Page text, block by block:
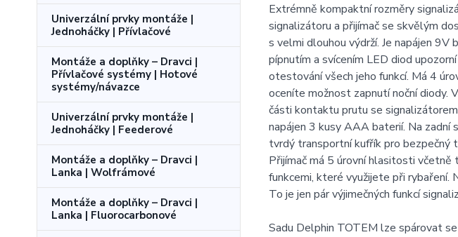
Univerzální prvky montáže |
Jednoháčky | Přívlačové
Montáže a doplňky – Dravci |
Přívlačové systémy | Hotové
systémy/návazce
Univerzální prvky montáže |
Jednoháčky | Feederové
Montáže a doplňky – Dravci |
Lanka | Wolfrámové
Montáže a doplňky – Dravci |
Lanka | Fluorocarbonové
Extrémně kompaktní rozměry
signalizátoru a přijímač se skvělým
s velmi dlouhou výdrží. Je napájen
pípnutím a svícením LED diod
otestování všech jeho funkcí. Má 4
oceníte možnost zapnutí noční diody.
části kontaktu prutu se
napájen 3 kusy AAA baterií. Na zadní
tvrdý transportní kufřík pro bezpečný
Přijímač má 5 úrovní hlasitosti
funkcemi, které využijete při rybaření.
To je jen pár výjimečných funkcí
Sadu Delphin TOTEM lze spárovat